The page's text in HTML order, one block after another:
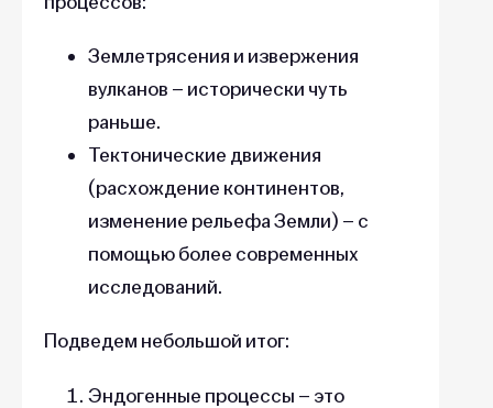
Землетрясения и извержения
вулканов – исторически чуть
раньше.
Тектонические движения
(расхождение континентов,
изменение рельефа Земли) – с
помощью более современных
исследований.
Подведем небольшой итог:
Эндогенные процессы – это